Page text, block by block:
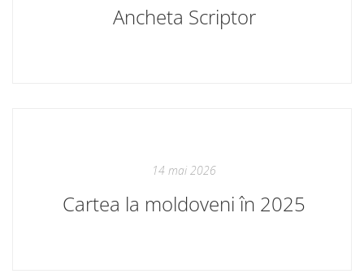
Ancheta Scriptor
14 mai 2026
Cartea la moldoveni în 2025